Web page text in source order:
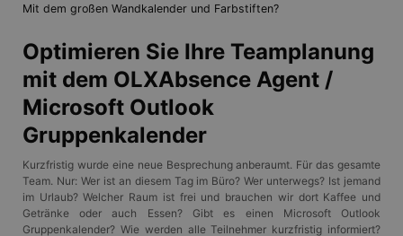
Mit dem großen Wandkalender und Farbstiften?
Optimieren Sie Ihre Teamplanung
mit dem OLXAbsence Agent /
Microsoft Outlook
Gruppenkalender
Kurzfristig wurde eine neue Besprechung anberaumt. Für das gesamte
Team. Nur: Wer ist an diesem Tag im Büro? Wer unterwegs? Ist jemand
im Urlaub? Welcher Raum ist frei und brauchen wir dort Kaffee und
Getränke oder auch Essen? Gibt es einen Microsoft Outlook
Gruppenkalender? Wie werden alle Teilnehmer kurzfristig informiert?